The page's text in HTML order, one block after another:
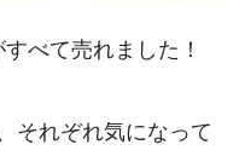
べて売れました！
それぞれ気になって